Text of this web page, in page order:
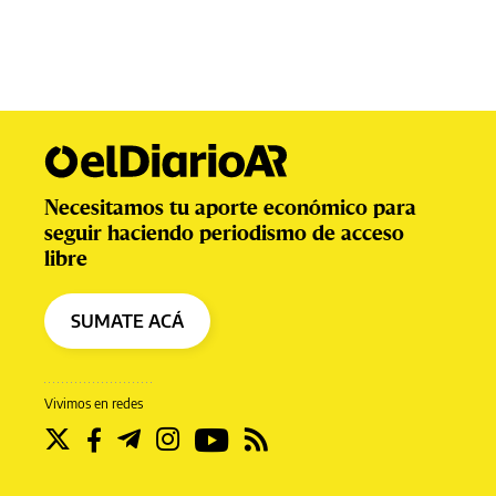
Vivimos en redes
Necesitamos tu aporte económico para
seguir haciendo periodismo de acceso
libre
SUMATE ACÁ